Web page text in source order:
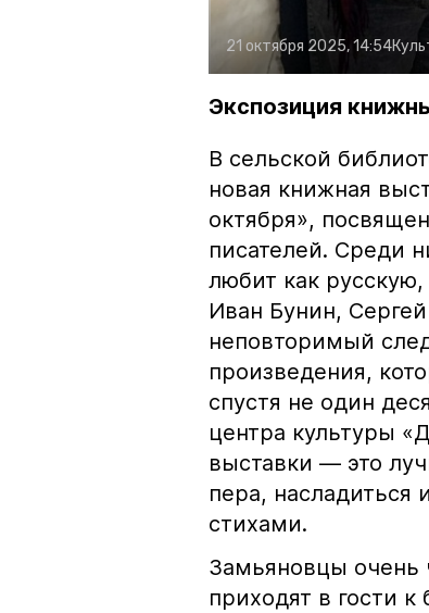
21 октября 2025, 14:54
Экспозиция
В сельской
новая книжная
октября»,
писателей. Среди
любит как
Иван Бунин,
неповторимый
произведения,
спустя не один
центра культуры
выставки — это
пера,
стихами.
Замьяновцы очень
приходят в гости